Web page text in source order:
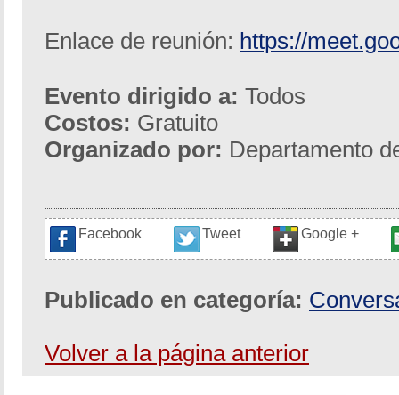
Enlace de reunión: https://
Evento dirigido a: Todos
Costos: Gratuito
Organizado por: Departamento
Facebook Tweet Google +
Publicado en categoría:
Volver a la página anterior